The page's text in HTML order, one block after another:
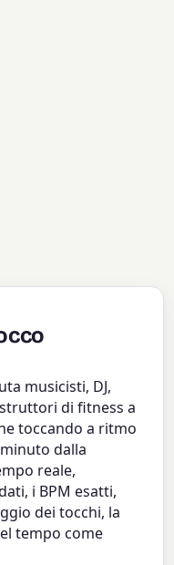
musicisti, DJ,
di fitness a
toccando a ritmo
dalla
reale,
i BPM esatti,
dei tocchi, la
tempo come